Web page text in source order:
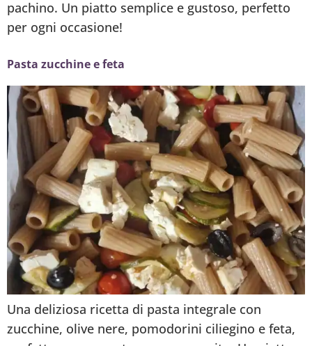
pachino. Un piatto semplice e gustoso, perfetto
per ogni occasione!
Pasta zucchine e feta
Una deliziosa ricetta di pasta integrale con
zucchine, olive nere, pomodorini ciliegino e feta,